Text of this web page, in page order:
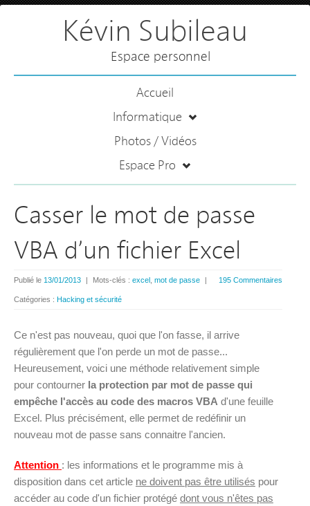
Kévin Subileau
Espace personnel
Accueil
Informatique
Photos / Vidéos
Espace Pro
Casser le mot de passe
VBA d’un fichier Excel
195 Commentaires
Publié le 13/01/2013 | Mots-clés : excel mot de passe |
Catégories : Hacking et sécurité
Ce n'est pas nouveau, quoi que l'on fasse, il arrive
régulièrement que l'on perde un mot de passe...
Heureusement, voici une méthode relativement simple
pour contourner la protection par mot de passe qui
empêche l'accès au code des macros VBA d'une feuille
Excel. Plus précisément, elle permet de redéfinir un
nouveau mot de passe sans connaitre l'ancien.
Attention : les informations et le programme mis à
disposition dans cet article ne doivent pas être utilisés pour
accéder au code d'un fichier protégé dont vous n'êtes pas